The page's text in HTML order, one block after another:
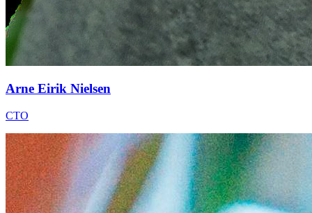
Arne Eirik Nielsen
CTO